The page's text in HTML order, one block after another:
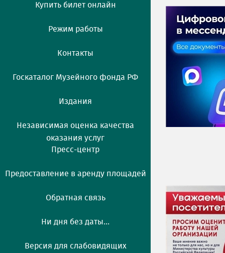
Купить билет онлайн
Режим работы
Контакты
Госкаталог Музейного фонда РФ
Издания
Независимая оценка качества
оказания услуг
Пресс-центр
Предоставление в аренду площадей
Обратная связь
Ни дня без даты...
Версия для слабовидящих